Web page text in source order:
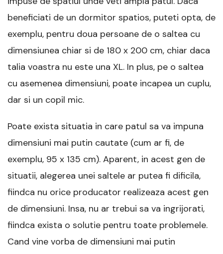
beneficiati de un dormitor spatios, puteti opta, de
exemplu, pentru doua persoane de o saltea cu
dimensiunea chiar si de 180 x 200 cm, chiar daca
talia voastra nu este una XL. In plus, pe o saltea
cu asemenea dimensiuni, poate incapea un cuplu,
dar si un copil mic.
Poate exista situatia in care patul sa va impuna
dimensiuni mai putin cautate (cum ar fi, de
exemplu, 95 x 135 cm). Aparent, in acest gen de
situatii, alegerea unei saltele ar putea fi dificila,
fiindca nu orice producator realizeaza acest gen
de dimensiuni. Insa, nu ar trebui sa va ingrijorati,
fiindca exista o solutie pentru toate problemele.
Cand vine vorba de dimensiuni mai putin